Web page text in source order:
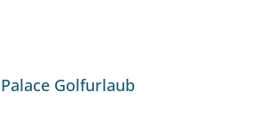
Golfurlaub